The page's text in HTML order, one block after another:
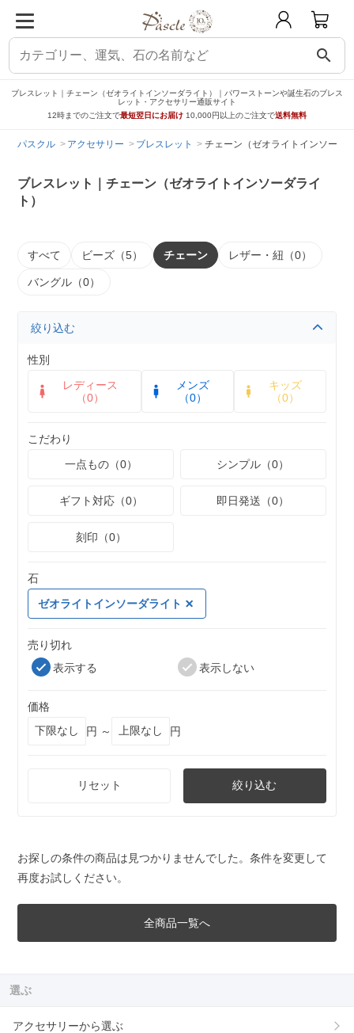
search
ブレスレット｜チェーン（ゼオライトインソーダライト）｜パワーストーンや誕生石のブレス
レット・アクセサリー通販サイト
12時までのご注文で最短翌日にお届け 10,000円以上のご注文で送料無料
パスクル アクセサリー ブレスレット チェーン（ゼオライトインソーダ
ブレスレット｜チェーン（ゼオライトインソーダライ
ト）
すべて ビーズ（5） チェーン レザー・紐（0）
バングル（0）
絞り込む
性別
レディース
（0）
メンズ
（0）
キッズ
（0）
こだわり
一点もの（0）
シンプル（0）
ギフト対応（0） 即日発送（0）
刻印（0）
石
ゼオライトインソーダライト
売り切れ
表示する
表示しない
価格
円 ～
円
リセット 絞り込む
お探しの条件の商品は見つかりませんでした。条件を変更して
再度お試しください。
全商品一覧へ
選ぶ
アクセサリーから選ぶ